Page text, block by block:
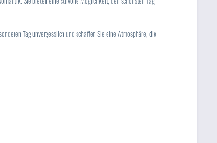
Tag unvergesslich und schaffen Sie eine Atmosphäre, die